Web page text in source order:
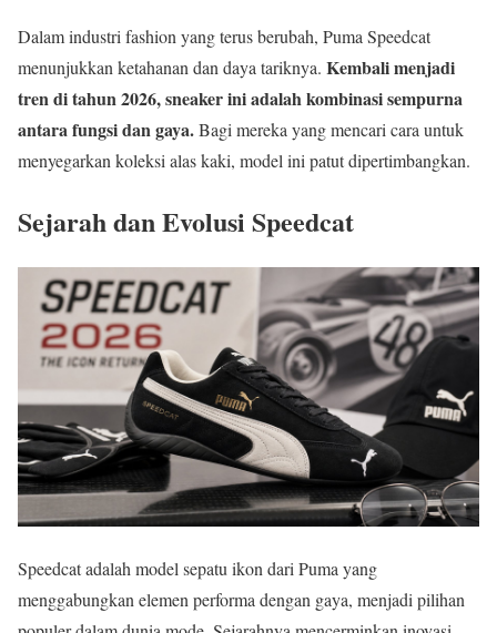
Dalam industri fashion yang terus berubah, Puma Speedcat
menunjukkan ketahanan dan daya tariknya. Kembali menjadi
tren di tahun 2026, sneaker ini adalah kombinasi sempurna
antara fungsi dan gaya.Bagi mereka yang mencari cara untuk
menyegarkan koleksi alas kaki, model ini patut dipertimbangkan.
Sejarah dan Evolusi Speedcat
Speedcat adalah model sepatu ikon dari Puma yang
menggabungkan elemen performa dengan gaya, menjadi pilihan